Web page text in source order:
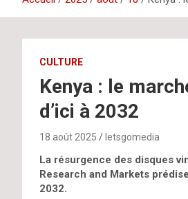
CULTURE
Kenya : le
d’ici à 2032
18 août 2025 letsgomedia
La résurgence des disques
Research and Markets
2032.